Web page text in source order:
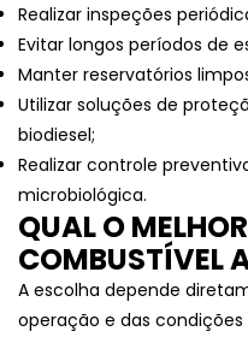
Realizar inspeções
Evitar longos períodos de
Manter reservatórios
Utilizar soluções de
biodiesel;
Realizar controle
microbiológica.
QUAL O
COMBUSTÍVEL
A escolha depende
operação e das